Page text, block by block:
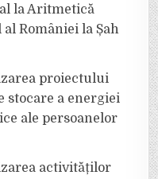
la Aritmetică
României la Șah
proiectului
stocare a energiei
ale persoanelor
activităților